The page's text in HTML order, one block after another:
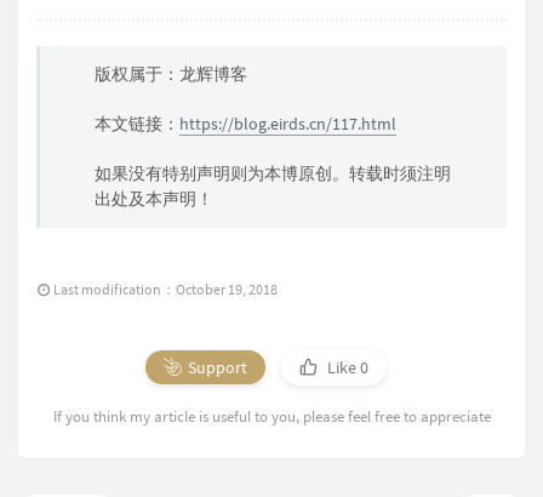
版权属于：龙辉博客
本文链接： https://blog.eirds.cn/117.html
如果没有特别声明则为本博原创。转载时须注明
出处及本声明！
Last modification：October 19, 2018
Support Like0
If you think my article is useful to you, please feel free to appreciate